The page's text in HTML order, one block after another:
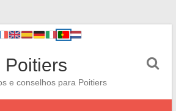
Poitiers
e conselhos para Poitiers